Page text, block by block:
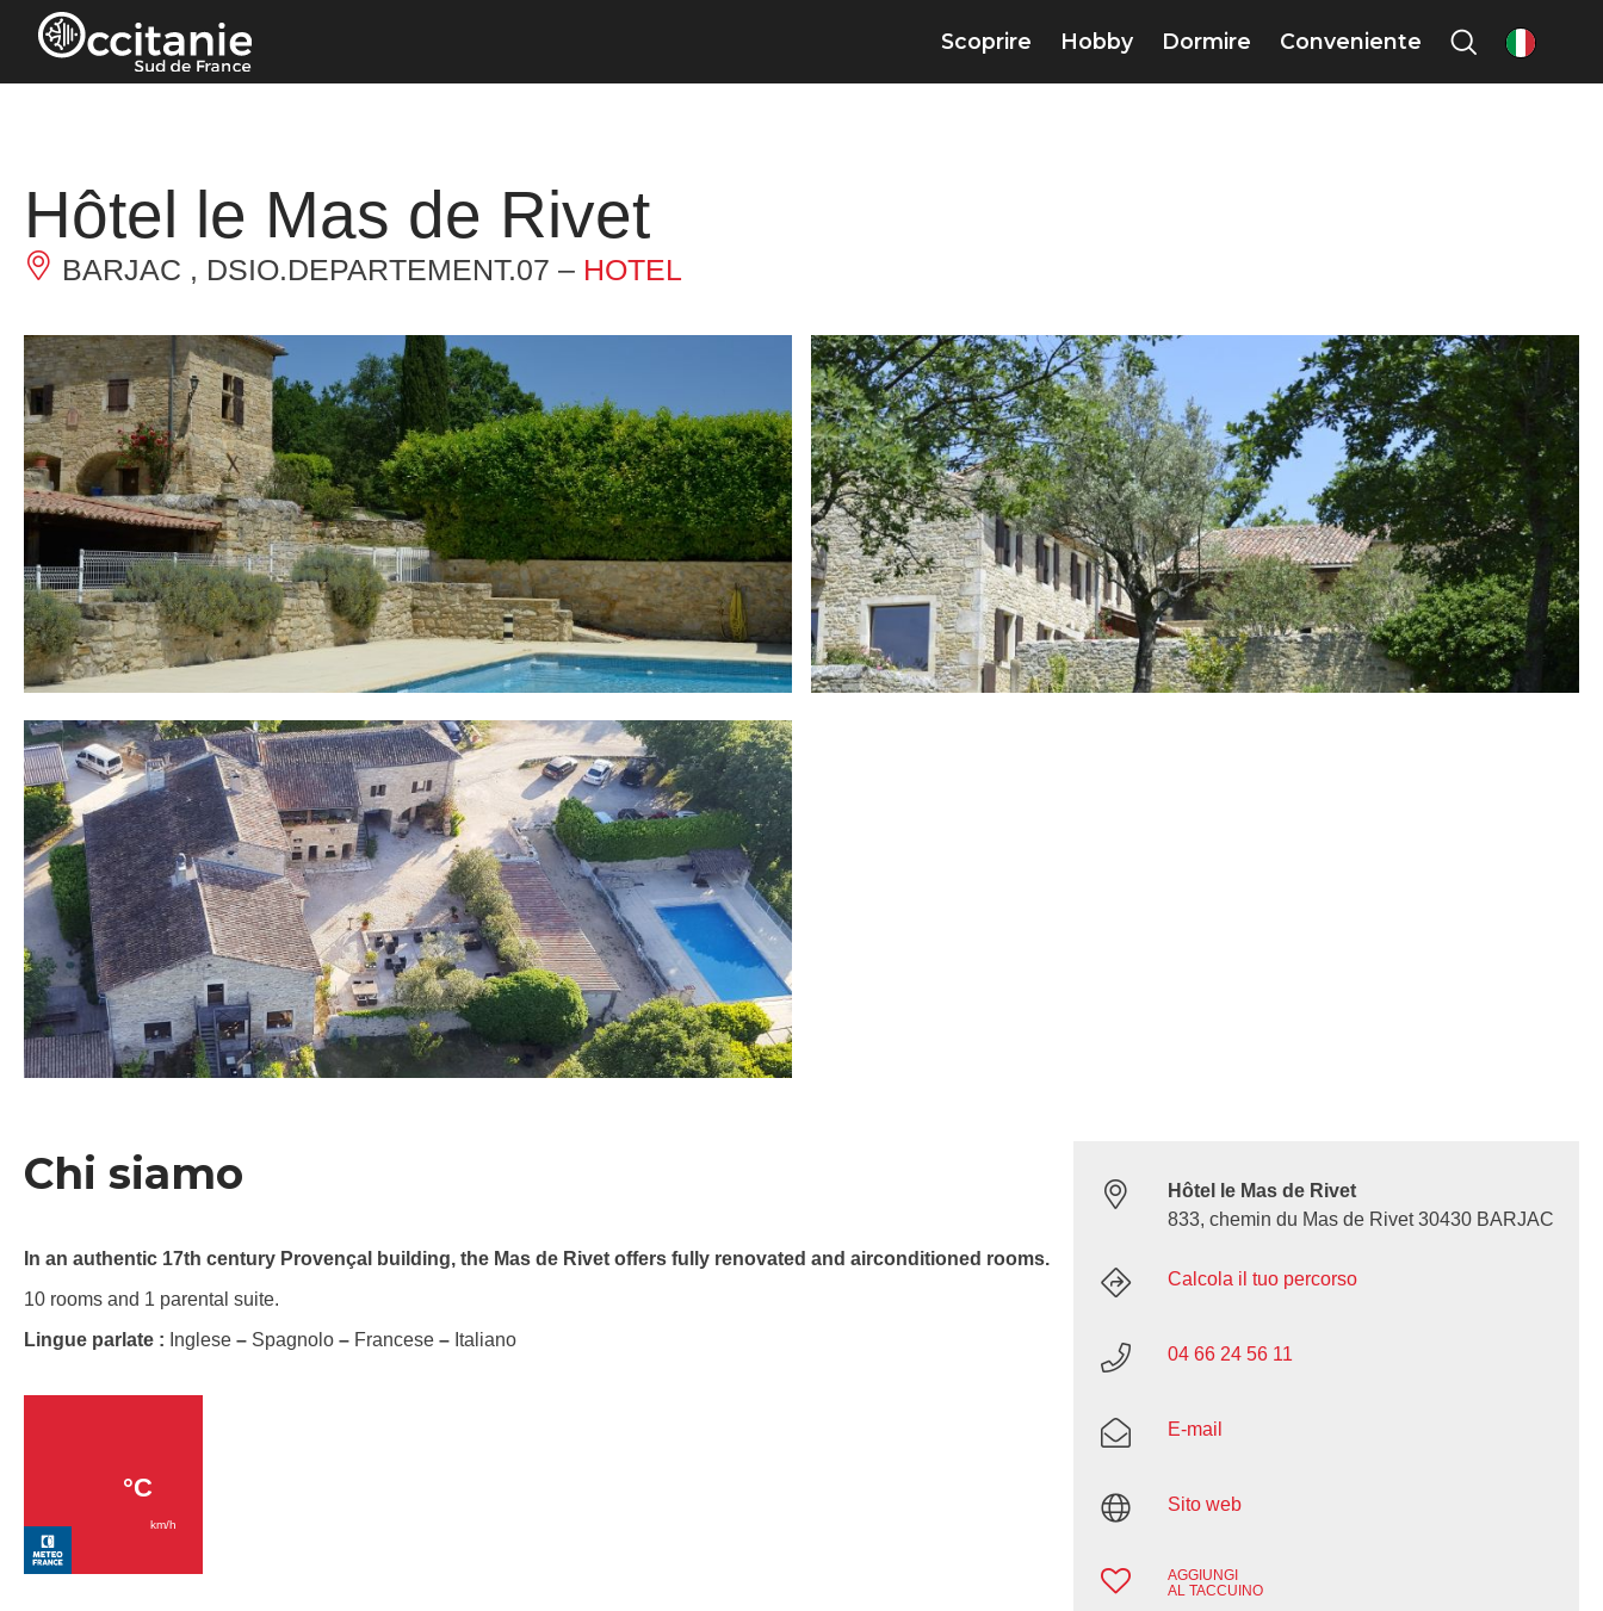
Pannello di gestione dei cookies
Scoprire Hobby Dormire Conveniente
Hôtel le Mas de Rivet
BARJAC , DSIO.DEPARTEMENT.07 – HOTEL
Chi siamo
In an authentic 17th century Provençal building, the Mas de Rivet offers fully renovated and airconditioned rooms.
10 rooms and 1 parental suite.
Lingue parlate : Inglese – Spagnolo – Francese – Italiano
Hôtel le Mas de Rivet
833, chemin du Mas de Rivet 30430 BARJAC
Calcola il tuo percorso
04 66 24 56 11
E-mail
Sito web
AGGIUNGI
AL TACCUINO